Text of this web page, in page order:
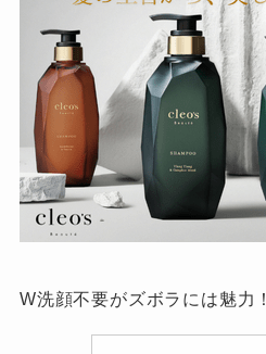
W洗顔不要がズボラには魅力！